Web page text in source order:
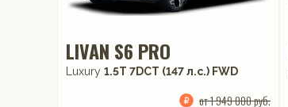
LIVAN S6 PRO
Luxury 1.5T 7DCT (147 л.с.) FWD
от 1 949 000 руб.